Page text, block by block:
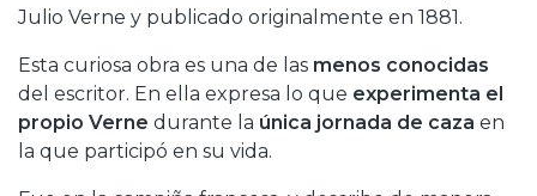
Julio Verne y publicado originalmente en 1881.
Esta curiosa obra es una de las menos conocidas
del escritor. En ella expresa lo que experimenta el
propio Verne durante la única jornada de caza en
la que participó en su vida.